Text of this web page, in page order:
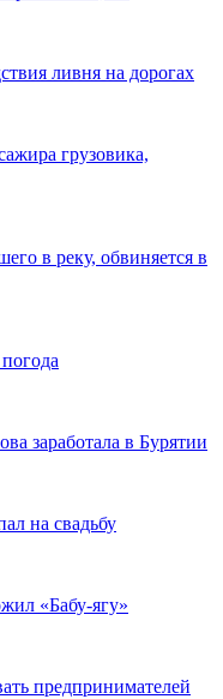
ливня на дорогах
грузовика,
в реку, обвиняется в
заработала в Бурятии
на свадьбу
«Бабу-ягу»
предпринимателей